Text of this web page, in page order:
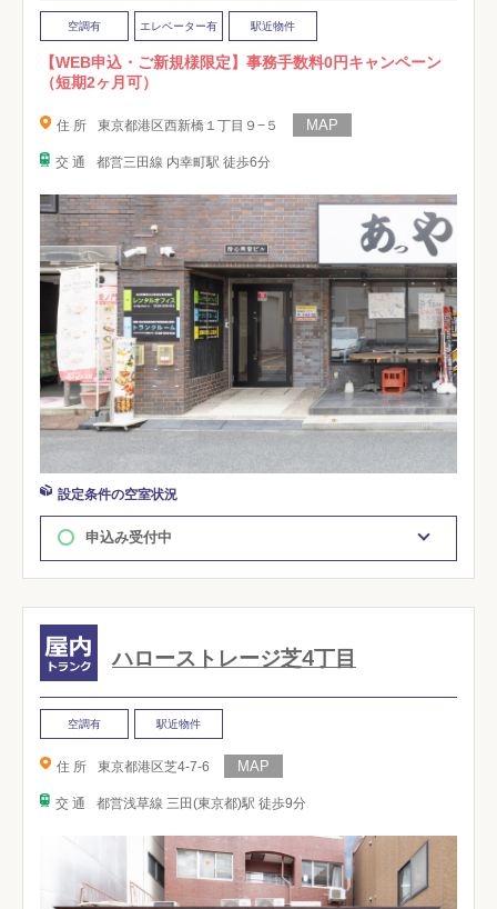
空調有 エレベーター有 駅近物件
【WEB申込・ご新規様限定】事務手数料0円キャンペーン
（短期2ヶ月可）
住 所 東京都港区西新橋１丁目９−５
交 通 都営三田線 内幸町駅 徒歩6分
設定条件の空室状況
申込み受付中
ハローストレージ芝4丁目
空調有 駅近物件
住 所 東京都港区芝4-7-6
交 通 都営浅草線 三田(東京都)駅 徒歩9分